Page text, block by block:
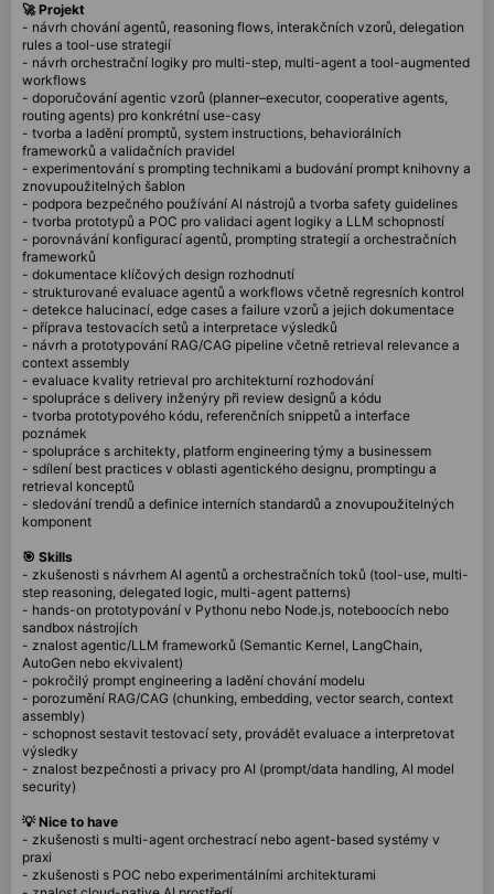
🚀 Projekt
- návrh chování agentů, reasoning flows, interakčních vzorů, delegation
rules a tool-use strategií
- návrh orchestrační logiky pro multi-step, multi-agent a tool-augmented
workflows
- doporučování agentic vzorů (planner–executor, cooperative agents,
routing agents) pro konkrétní use-casy
- tvorba a ladění promptů, system instructions, behaviorálních
frameworků a validačních pravidel
- experimentování s prompting technikami a budování prompt knihovny a
znovupoužitelných šablon
- podpora bezpečného používání AI nástrojů a tvorba safety guidelines
- tvorba prototypů a POC pro validaci agent logiky a LLM schopností
- porovnávání konfigurací agentů, prompting strategií a orchestračních
frameworků
- dokumentace klíčových design rozhodnutí
- strukturované evaluace agentů a workflows včetně regresních kontrol
- detekce halucinací, edge cases a failure vzorů a jejich dokumentace
- příprava testovacích setů a interpretace výsledků
- návrh a prototypování RAG/CAG pipeline včetně retrieval relevance a
context assembly
- evaluace kvality retrieval pro architekturní rozhodování
- spolupráce s delivery inženýry při review designů a kódu
- tvorba prototypového kódu, referenčních snippetů a interface
poznámek
- spolupráce s architekty, platform engineering týmy a businessem
- sdílení best practices v oblasti agentického designu, promptingu a
retrieval konceptů
- sledování trendů a definice interních standardů a znovupoužitelných
komponent
🎯 Skills
- zkušenosti s návrhem AI agentů a orchestračních toků (tool-use, multi-
step reasoning, delegated logic, multi-agent patterns)
- hands-on prototypování v Pythonu nebo Node.js, noteboocích nebo
sandbox nástrojích
- znalost agentic/LLM frameworků (Semantic Kernel, LangChain,
AutoGen nebo ekvivalent)
- pokročilý prompt engineering a ladění chování modelu
- porozumění RAG/CAG (chunking, embedding, vector search, context
assembly)
- schopnost sestavit testovací sety, provádět evaluace a interpretovat
výsledky
- znalost bezpečnosti a privacy pro AI (prompt/data handling, AI model
security)
💡 Nice to have
- zkušenosti s multi-agent orchestrací nebo agent-based systémy v
praxi
- zkušenosti s POC nebo experimentálními architekturami